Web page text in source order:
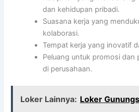
dan kehidupan pribadi.
Suasana kerja yang
kolaborasi.
Tempat kerja yang inovatif
Peluang untuk promosi dan
di perusahaan.
Loker Lainnya: Loker